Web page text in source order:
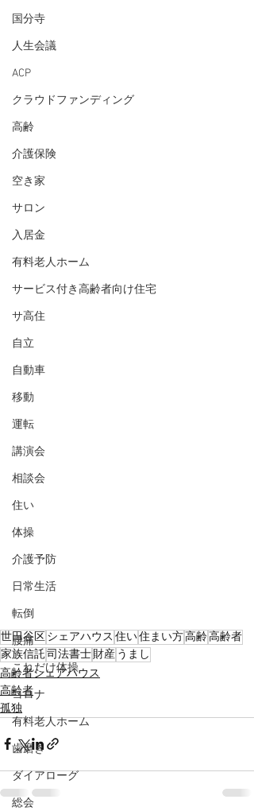
国分寺
人生会議
ACP
クラウドファンディング
高齢
介護保険
空き家
サロン
入居金
有料老人ホーム
サービス付き高齢者向け住宅
サ高住
自立
自動車
移動
運転
講演会
相談会
住い
体操
介護予防
日常生活
転倒
腰痛
これだけ体操
コロナ
有料老人ホーム
歯磨き
ダイアローグ
総会
世田谷区シェアハウス 住い住まい方高齢高齢者
家族信託司法書士財産 うまし
高齢者シェアハウス
高齢者
孤独